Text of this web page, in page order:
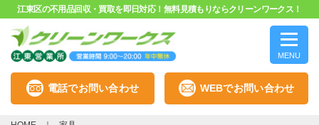
江東区の不用品回収・買取を即日対応！無料見積もりならクリーンワークス！
MENU
電話でお問い合わせ WEBでお問い合わせ